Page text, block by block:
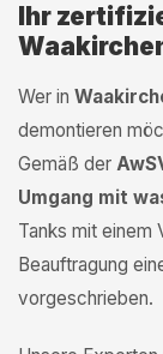
Ihr
Wer in
demontieren
Gemäß der
Umgang mit
Tanks mit einem
Beauftragung
vorgeschrieben.